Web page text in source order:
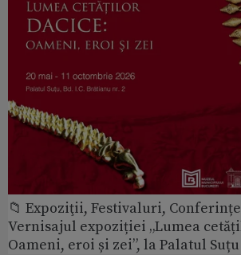
📁 Expoziţii, Festivaluri, Conferințe
Vernisajul expoziției „Lumea
Oameni, eroi și zei”, la Palatul Suțu